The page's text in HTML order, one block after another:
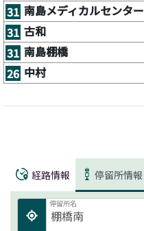
31 南島メディカルセンター
31 古和
31 南島棚橋
26 中村
経路情報 停留所情報
停留所名